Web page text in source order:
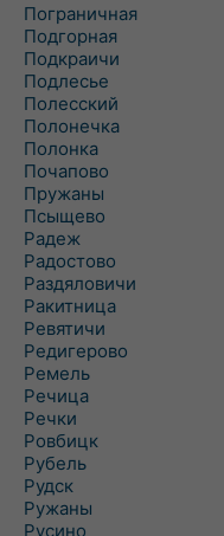
Пограничная
Подгорная
Подкраичи
Подлесье
Полесский
Полонечка
Полонка
Почапово
Пружаны
Псыщево
Радеж
Радостово
Раздяловичи
Ракитница
Ревятичи
Редигерово
Ремель
Речица
Речки
Ровбицк
Рубель
Рудск
Ружаны
Русино